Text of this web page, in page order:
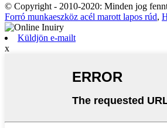
© Copyright - 2010-2020: Minden jog
Forró munkaeszköz acél marott lapos rúd,
Küldjön e-mailt
x